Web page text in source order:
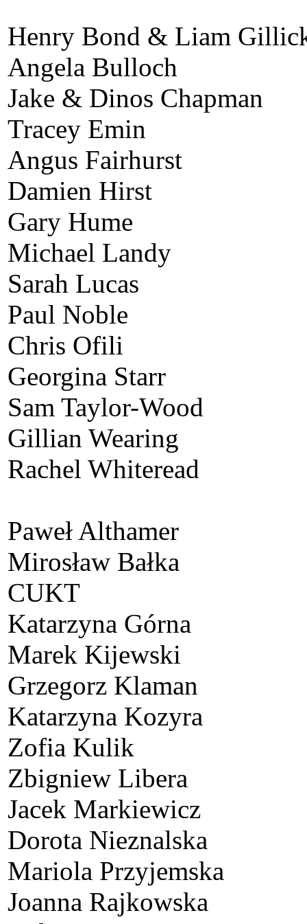
Henry Bond & Liam
Angela Bulloch
Jake & Dinos Chapman
Tracey Emin
Angus Fairhurst
Damien Hirst
Gary Hume
Michael Landy
Sarah Lucas
Paul Noble
Chris Ofili
Georgina Starr
Sam Taylor-Wood
Gillian Wearing
Rachel Whiteread
Paweł Althamer
Mirosław Bałka
CUKT
Katarzyna Górna
Marek Kijewski
Grzegorz Klaman
Katarzyna Kozyra
Zofia Kulik
Zbigniew Libera
Jacek Markiewicz
Dorota Nieznalska
Mariola Przyjemska
Joanna Rajkowska